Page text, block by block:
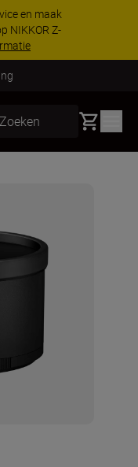
en maak
NIKKOR Z-
Zoeken Basket